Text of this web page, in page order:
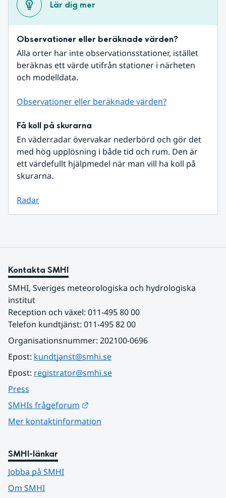
Lär dig mer
Observationer eller beräknade värden?
Alla orter har inte observationsstationer, istället
beräknas ett värde utifrån stationer i närheten
och modelldata.
Observationer eller beräknade värden?
Få koll på skurarna
En väderradar övervakar nederbörd och gör det
med hög upplösning i både tid och rum. Den är
ett värdefullt hjälpmedel när man vill ha koll på
skurarna.
Radar
Kontakta SMHI
SMHI, Sveriges meteorologiska och hydrologiska
institut
Reception och växel: 011-495 80 00
Telefon kundtjänst: 011-495 82 00
Organisationsnummer: 202100-0696
Epost: kundtjanst@smhi.se
Epost: registrator@smhi.se
Press
SMHIs frågeforum
Mer kontaktinformation
SMHI-länkar
Jobba på SMHI
Om SMHI